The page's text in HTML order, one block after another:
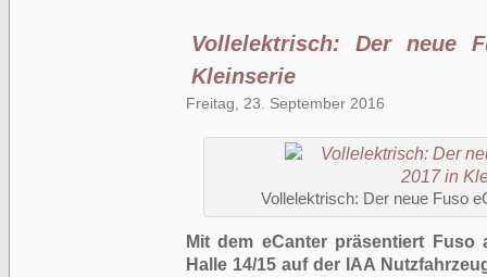
Vollelektrisch: Der neue
Kleinserie
Freitag, 23. September 2016
Vollelektrisch: Der neue Fuso
Mit dem eCanter präsentiert
Halle 14/15 auf der IAA